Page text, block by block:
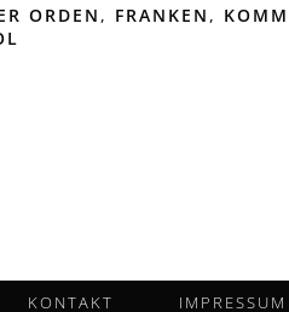
ORDEN , FRANKEN ,
KONTAKT IMPRESSUM